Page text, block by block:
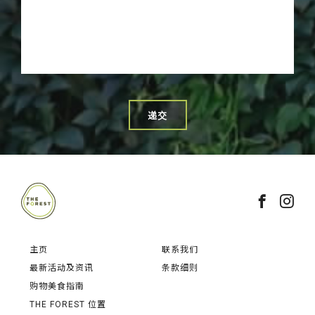
递交
主页
最新活动及资讯
购物美食指南
THE FOREST 位置
联系我们
条款细则